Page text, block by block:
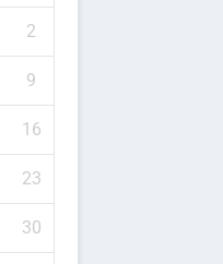
2
9
16
23
30